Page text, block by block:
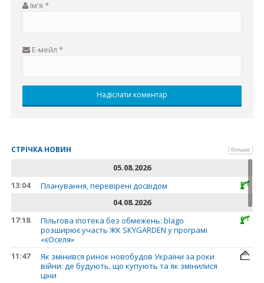
Ім'я *
Е-мейл *
СТРІЧКА НОВИН більше
05.08.2026
13:04
Планування, перевірені досвідом
04.08.2026
17:18
Пільгова іпотека без обмежень: blago
розширює участь ЖК SKYGARDEN у програмі
«єОселя»
11:47
Як змінився ринок новобудов України за роки
війни: де будують, що купують та як змінилися
ціни